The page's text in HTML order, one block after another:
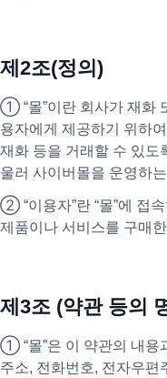
제2조(정의)
① “몰”이란 회사가 재화
용자에게 제공하기 위하
재화 등을 거래할 수 있도
울러 사이버몰을 운영하
② “이용자”란 “몰”에 접
제품이나 서비스를 구매
제3조 (약관 등의
① “몰”은 이 약관의 내용
주소, 전화번호, 전자우편